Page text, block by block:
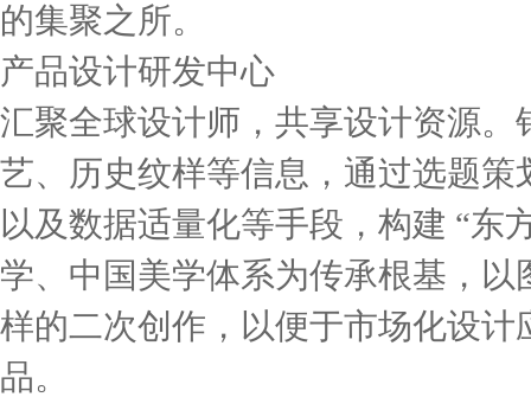
的集聚之所。
产品设计研发中心
汇聚全球设计师，共享设计资源
艺、历史纹样等信息，通过选题
以及数据适量化等手段，构建 “东
学、中国美学体系为传承根基，
样的二次创作，以便于市场化设
品。